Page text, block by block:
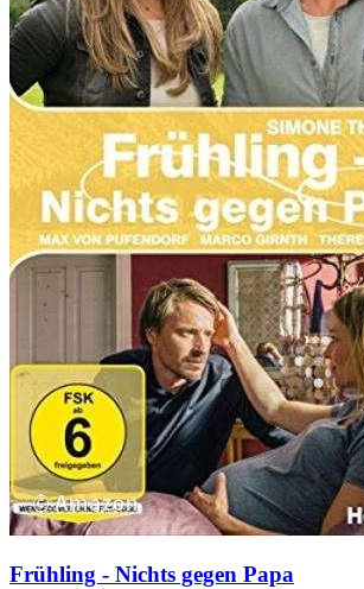
Frühling - Nichts gegen Papa